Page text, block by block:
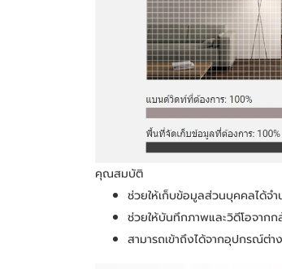
คุณสมบัติ
ช่วยให้เก็บข้อมูลส่วนบุคคลได้จ
ช่วยให้บันทึกภาพและวิดีโอจาก
สามารถเข้าถึงได้จากอุปกรณ์ต่